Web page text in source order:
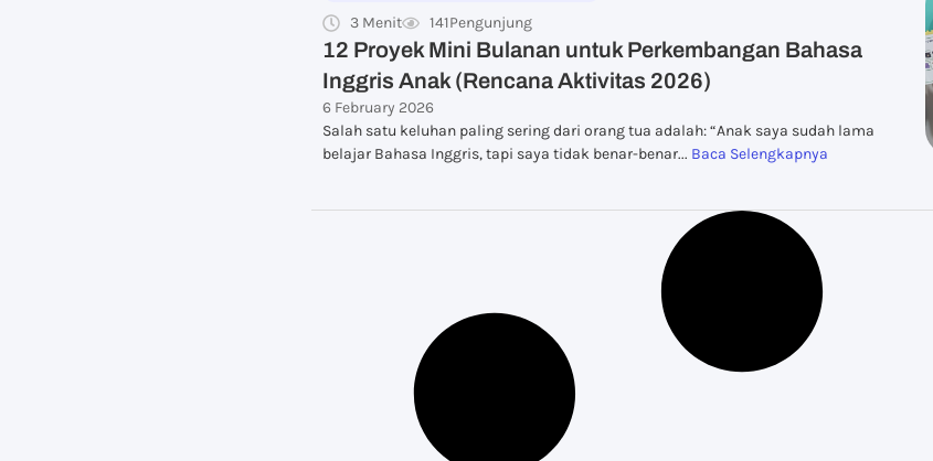
3 Menit
141Pengunjung
12 Proyek Mini Bulanan untuk Perkembangan Bahasa
Inggris Anak (Rencana Aktivitas 2026)
6 February 2026
Salah satu keluhan paling sering dari orang tua adalah: “Anak saya sudah lama
belajar Bahasa Inggris, tapi saya tidak benar-benar... Baca Selengkapnya